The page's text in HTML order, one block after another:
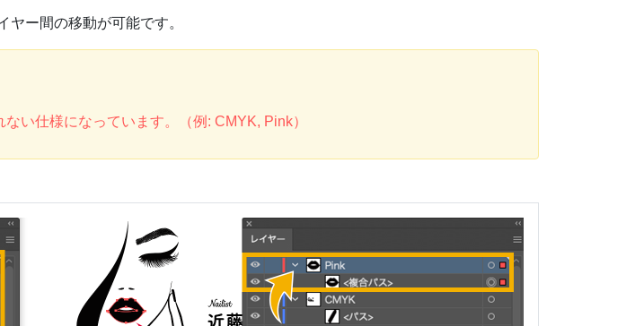
ー間の移動が可能です。
い仕様になっています。（例: CMYK, Pink）